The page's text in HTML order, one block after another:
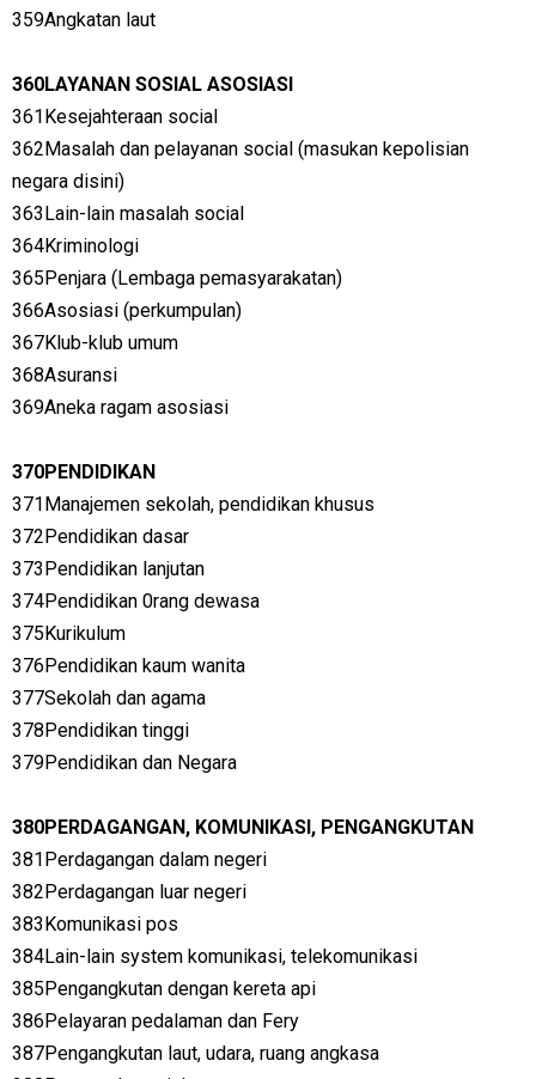
359Angkatan laut
360LAYANAN SOSIAL ASOSIASI
361Kesejahteraan social
362Masalah dan pelayanan social (masukan kepolisian
negara disini)
363Lain-lain masalah social
364Kriminologi
365Penjara (Lembaga pemasyarakatan)
366Asosiasi (perkumpulan)
367Klub-klub umum
368Asuransi
369Aneka ragam asosiasi
370PENDIDIKAN
371Manajemen sekolah, pendidikan khusus
372Pendidikan dasar
373Pendidikan lanjutan
374Pendidikan 0rang dewasa
375Kurikulum
376Pendidikan kaum wanita
377Sekolah dan agama
378Pendidikan tinggi
379Pendidikan dan Negara
380PERDAGANGAN, KOMUNIKASI, PENGANGKUTAN
381Perdagangan dalam negeri
382Perdagangan luar negeri
383Komunikasi pos
384Lain-lain system komunikasi, telekomunikasi
385Pengangkutan dengan kereta api
386Pelayaran pedalaman dan Fery
387Pengangkutan laut, udara, ruang angkasa